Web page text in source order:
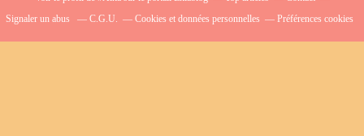
Signaler un abus
C.G.U. Cookies et données personnelles Préférences cookies